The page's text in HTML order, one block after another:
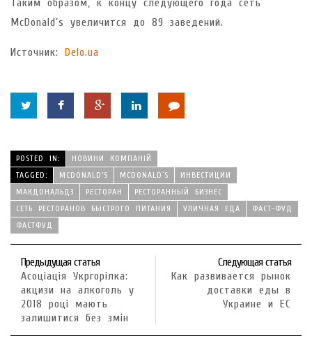
Таким образом, к концу следующего года сеть
McDonald’s увеличится до 89 заведений.
Источник: Delo.ua
POSTED IN:
НОВИНИ КОМПАНІЙ
TAGGED:
MCDONALD'S MCDONALD`S
ИНВЕСТИЦИИ
МАКДОНАЛЬДЗ
РЕСТОРАН
РЕСТОРАННЫЙ БИЗНЕС
СЕТЬ РЕСТОРАНОВ БЫСТРОГО ПИТАНИЯ
УЛИЧНАЯ ЕДА
ФАСТ-ФУД
ФАСТФУД
Предыдущая статья
Асоціація Укргорілка:
акцизи на алкоголь у
2018 році мають
залишитися без змін
Следующая статья
Как развивается рынок
доставки еды в
Украине и ЕС